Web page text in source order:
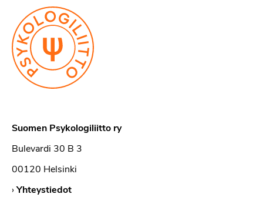
Suomen Psykologiliitto ry
Bulevardi 30 B 3
00120 Helsinki
›Yhteystiedot